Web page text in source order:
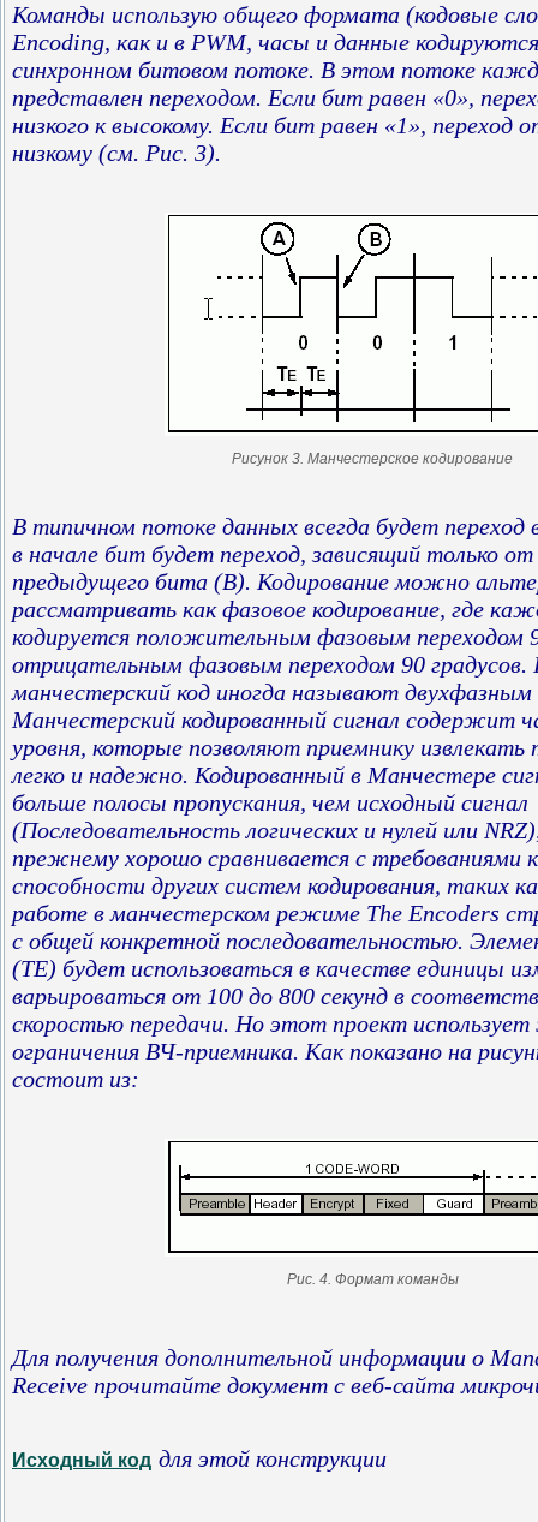
Команды использую общего формата (кодовые
Encoding, как и в PWM, часы и данные
синхронном битовом потоке. В этом потоке
представлен переходом. Если бит равен «0»,
низкого к высокому. Если бит равен «1», переход
низкому (см. Рис. 3).
Рисунок 3. Манчестерское кодирование
В типичном потоке данных всегда будет переход
в начале бит будет переход, зависящий только от
предыдущего бита (B). Кодирование можно
рассматривать как фазовое кодирование, где
кодируется положительным фазовым переходом
отрицательным фазовым переходом 90
манчестерский код иногда называют двухфазным
Манчестерский кодированный сигнал содержит
уровня, которые позволяют приемнику
легко и надежно. Кодированный в Манчестере
больше полосы пропускания, чем исходный сигнал
(Последовательность логических и нулей или
прежнему хорошо сравнивается с требованиями
способности других систем кодирования, таких
работе в манчестерском режиме The Encoders
с общей конкретной последовательностью.
(TE) будет использоваться в качестве единицы
варьироваться от 100 до 800 секунд в
скоростью передачи. Но этот проект использует
ограничения ВЧ-приемника. Как показано на
состоит из:
Рис. 4. Формат команды
Для получения дополнительной информации о
Receive прочитайте документ с веб-сайта
Исходный код для этой конструкции